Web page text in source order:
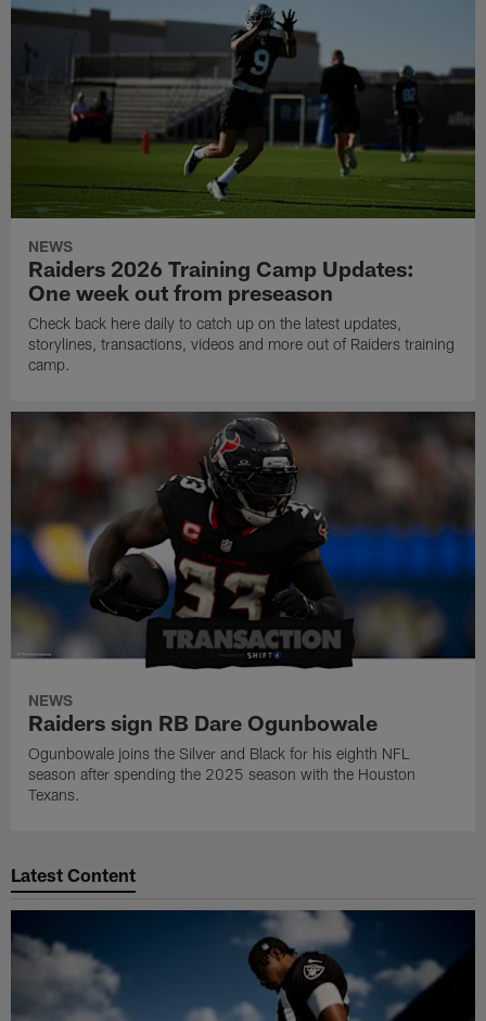
NEWS
Raiders 2026 Training Camp Updates:
One week out from preseason
Check back here daily to catch up on the latest updates,
storylines, transactions, videos and more out of Raiders training
camp.
NEWS
Raiders sign RB Dare Ogunbowale
Ogunbowale joins the Silver and Black for his eighth NFL
season after spending the 2025 season with the Houston
Texans.
Latest Content